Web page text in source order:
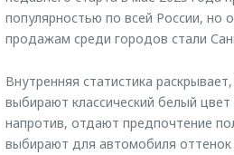
популярностью по всей России, но
продажам среди городов стали
Внутренняя статистика
выбирают классический белый
напротив, отдают предпочтение
выбирают для автомобиля